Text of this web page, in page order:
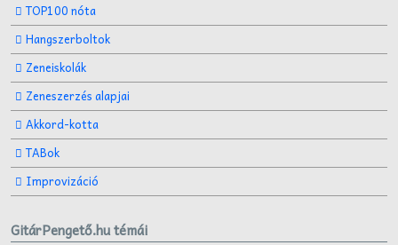
TOP100 nóta
Hangszerboltok
Zeneiskolák
Zeneszerzés alapjai
Akkord-kotta
TABok
Improvizáció
GitárPengető.hu témái